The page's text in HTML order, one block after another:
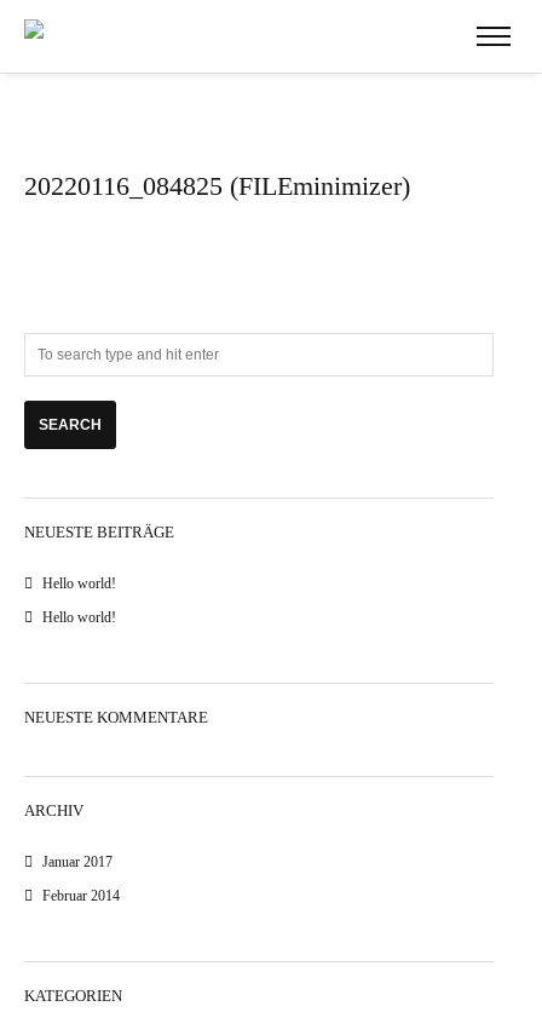
20220116_084825 (FILEminimizer)
NEUESTE BEITRÄGE
Hello world!
Hello world!
NEUESTE KOMMENTARE
ARCHIV
Januar 2017
Februar 2014
KATEGORIEN